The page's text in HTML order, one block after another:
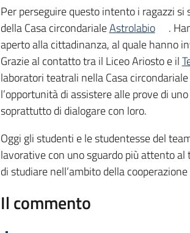
Per perseguire questo intento i ragazzi
della Casa circondarialeAstrolabio .
aperto alla cittadinanza, al quale hanno
Grazie al contatto tra il Liceo Ariosto e il
laboratori teatrali nella Casa
l’opportunità di assistere alle prove di
soprattutto di dialogare con loro.
Oggi gli studenti e le studentesse del
lavorative con uno sguardo più attento
di studiare nell’ambito della
Il commento